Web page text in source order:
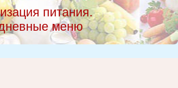
питания.
меню